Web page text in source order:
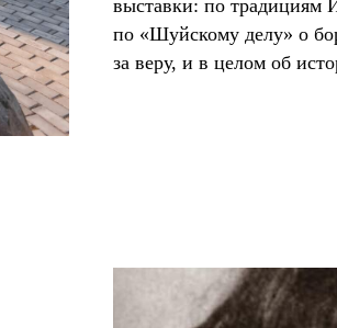
выставки: по традициям
по «Шуйскому делу» о
за веру, и в целом об